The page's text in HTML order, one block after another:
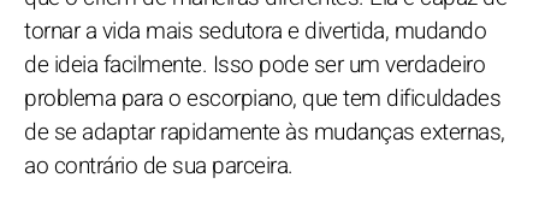
tornar a vida mais sedutora e divertida, mudando
de ideia facilmente. Isso pode ser um verdadeiro
problema para o escorpiano, que tem dificuldades
de se adaptar rapidamente às mudanças externas,
ao contrário de sua parceira.